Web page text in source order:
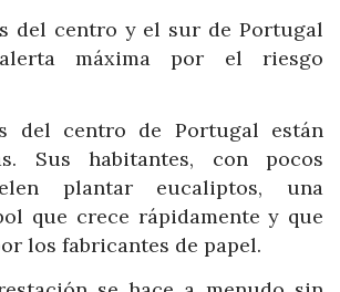
del centro y el sur de Portugal
máxima por el riesgo
del centro de Portugal están
Sus habitantes, con pocos
plantar eucaliptos, una
que crece rápidamente y que
los fabricantes de papel.